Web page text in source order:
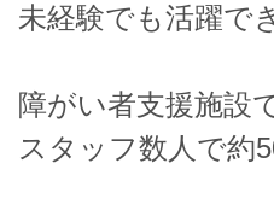
未経験でも活躍で
障がい者支援施設
スタッフ数人で約